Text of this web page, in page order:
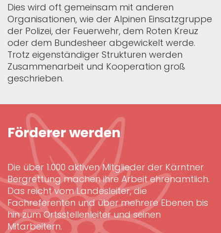
Dies wird oft gemeinsam mit anderen
Organisationen, wie der Alpinen Einsatzgruppe
der Polizei, der Feuerwehr, dem Roten Kreuz
oder dem Bundesheer abgewickelt werde.
Trotz eigen­ständiger Strukturen werden
Zusammenarbeit und Kooperation groß
geschrieben.
Förderer werden
Die über 1.000 aktiven Mitglieder der Kärntner
Bergrettung machen ihre Arbeit ehrenamtlich.
Das reicht vom Landesleiter, die
Fachreferenten und über mehrere Ebenen bis
hin zum Ortsstellenleiter und seinen
Mitarbeitern.